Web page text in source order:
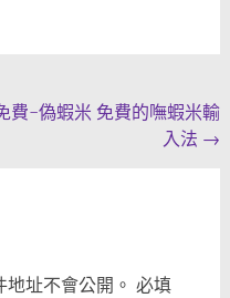
費-偽蝦米 免費的嘸蝦米輸
入法 →
址不會公開。 必填